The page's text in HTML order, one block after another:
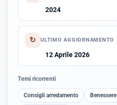
2024
↻ ULTIMO AGGIORNAMENTO
12 Aprile 2026
Temi ricorrenti
Consigli arredamento Benessere